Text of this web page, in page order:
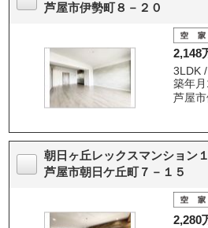
芦屋市伊勢町８－２０
2,148
3LDK /
築年
芦屋
朝日ヶ丘レックスマンション
芦屋市朝日ケ丘町７－１５
2,280